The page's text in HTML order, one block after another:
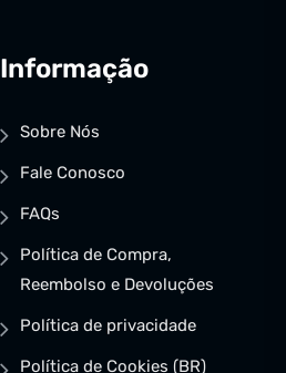
Informação
Sobre Nós
Fale Conosco
FAQs
Política de Compra,
Reembolso e Devoluções
Política de privacidade
Política de Cookies (BR)